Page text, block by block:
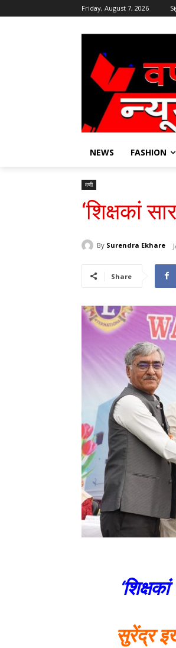
Friday, August 7, 2026
NEWS FASHION
वणी
‘शिक्षकां
By Surendra Ekhare
Share
सुरेंद्र